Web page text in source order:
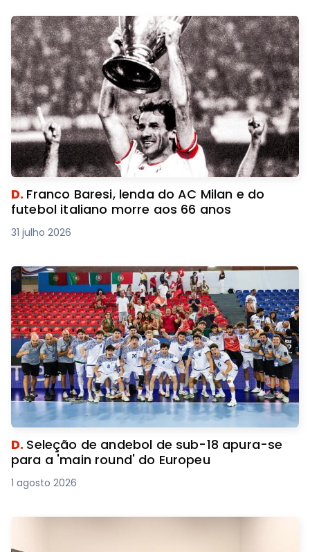
D. Franco Baresi, lenda do AC Milan e do
futebol italiano morre aos 66 anos
31 julho 2026
D. Seleção de andebol de sub-18 apura-se
para a 'main round' do Europeu
1 agosto 2026